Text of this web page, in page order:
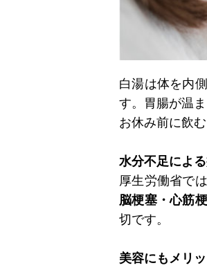
白湯は体を内
す。胃腸が温
お休み前に飲
水分不足によ
厚生労働省で
脳梗塞・心筋
切です。
美容にもメリッ